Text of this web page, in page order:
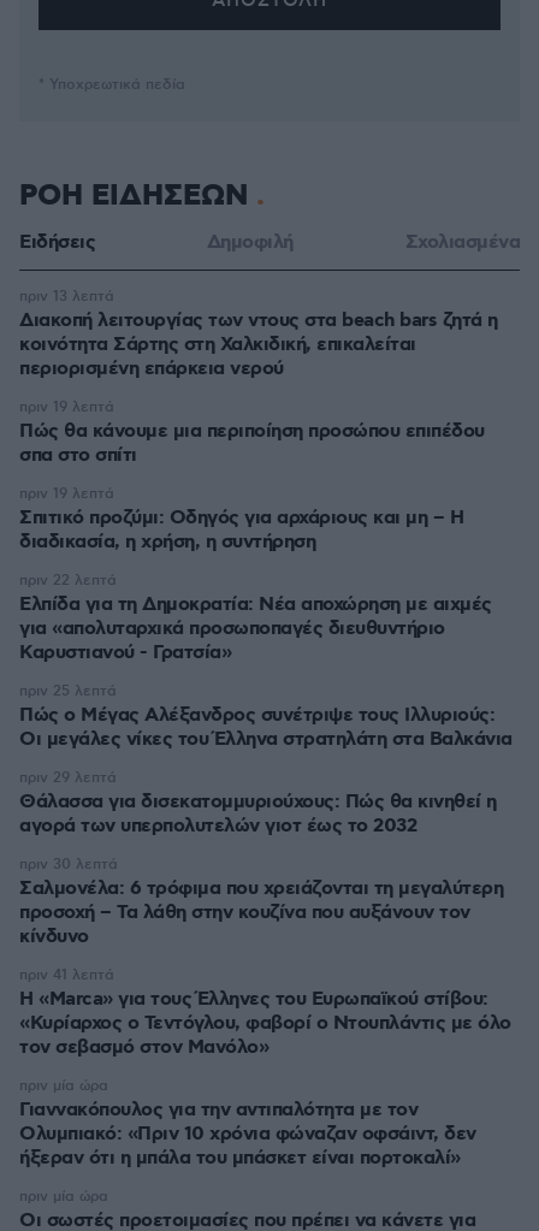
* Υποχρεωτικά πεδία
ΡΟΗ ΕΙΔΗΣΕΩΝ
Ειδήσεις Δημοφιλή Σχολιασμένα
Διακοπή λειτουργίας των ντους στα beach bars ζητά η
κοινότητα Σάρτης στη Χαλκιδική, επικαλείται
περιορισμένη επάρκεια νερού
πριν 13 λεπτά
Πώς θα κάνουμε μια περιποίηση προσώπου επιπέδου
σπα στο σπίτι
πριν 19 λεπτά
Σπιτικό προζύμι: Οδηγός για αρχάριους και μη – Η
διαδικασία, η χρήση, η συντήρηση
πριν 19 λεπτά
Ελπίδα για τη Δημοκρατία: Νέα αποχώρηση με αιχμές
για «απολυταρχικά προσωποπαγές διευθυντήριο
Καρυστιανού - Γρατσία»
πριν 22 λεπτά
Πώς ο Μέγας Αλέξανδρος συνέτριψε τους Ιλλυριούς:
Οι μεγάλες νίκες του Έλληνα στρατηλάτη στα Βαλκάνια
πριν 25 λεπτά
Θάλασσα για δισεκατομμυριούχους: Πώς θα κινηθεί η
αγορά των υπερπολυτελών γιοτ έως το 2032
πριν 29 λεπτά
Σαλμονέλα: 6 τρόφιμα που χρειάζονται τη μεγαλύτερη
προσοχή – Τα λάθη στην κουζίνα που αυξάνουν τον
κίνδυνο
πριν 30 λεπτά
Η «Marca» για τους Έλληνες του Ευρωπαϊκού στίβου:
«Κυρίαρχος ο Τεντόγλου, φαβορί ο Ντουπλάντις με όλο
τον σεβασμό στον Μανόλο»
πριν 41 λεπτά
Γιαννακόπουλος για την αντιπαλότητα με τον
Ολυμπιακό: «Πριν 10 χρόνια φώναζαν οφσάιντ, δεν
ήξεραν ότι η μπάλα του μπάσκετ είναι πορτοκαλί»
πριν μία ώρα
Οι σωστές προετοιμασίες που πρέπει να κάνετε για
πριν μία ώρα